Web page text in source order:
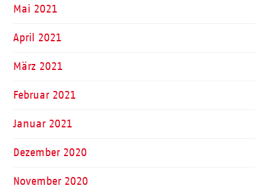
Mai 2021
April 2021
März 2021
Februar 2021
Januar 2021
Dezember 2020
November 2020